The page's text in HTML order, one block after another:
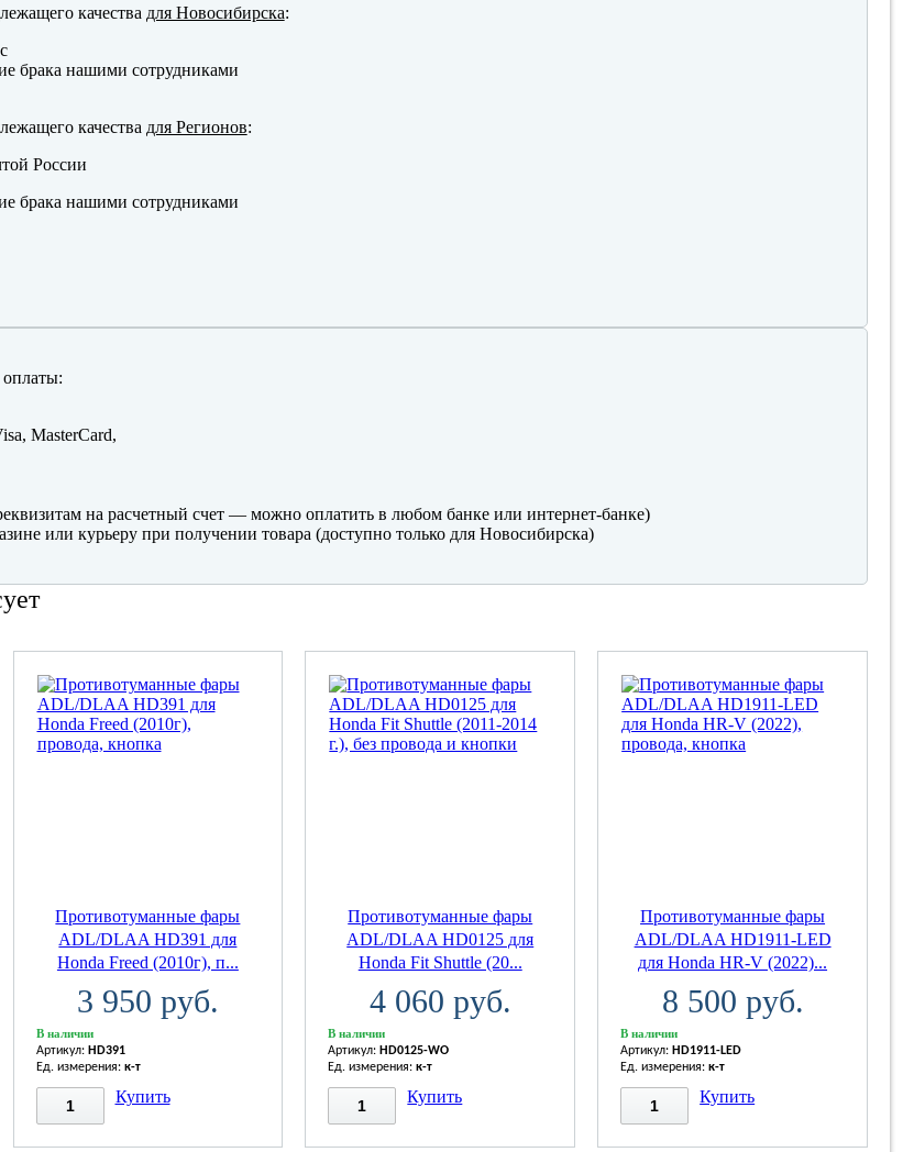
качества для Новосибирска:
брака нашими сотрудниками
качества для Регионов:
России
брака нашими сотрудниками
MasterCard,
на расчетный счет — можно оплатить в любом банке или интернет-банке)
или курьеру при получении товара (доступно только для Новосибирска)
Противотуманные фары
ADL/DLAA HD391 для
Honda Freed (2010г), п...
3 950 руб.
В наличии
Артикул: HD391
Ед. измерения: к-т
Купить
Противотуманные фары
ADL/DLAA HD0125 для
Honda Fit Shuttle (20...
4 060 руб.
В наличии
Артикул: HD0125-WO
Ед. измерения:к-т
Купить
Противотуманные фары
ADL/DLAA HD1911-LED
для Honda HR-V (2022)...
8 500 руб.
В наличии
Артикул: HD1911-LED
Ед. измерения:к-т
Купить